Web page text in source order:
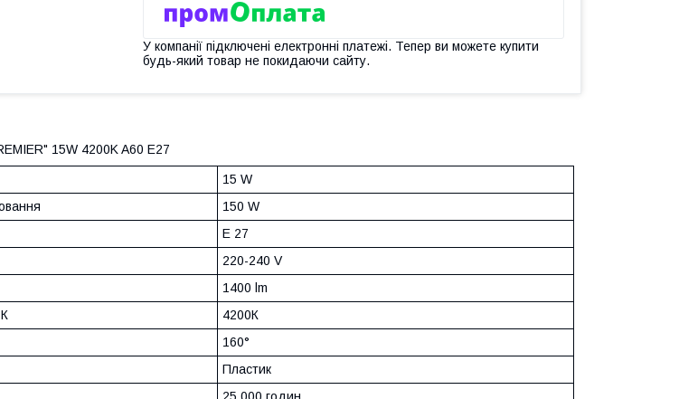
У компанії підключені електронні платежі. Тепер ви можете купити
будь-який товар не покидаючи сайту.
15W 4200K A60 E27
15 W
150 W
Е 27
220-240 V
1400 lm
4200К
160°
Пластик
25 000 годин